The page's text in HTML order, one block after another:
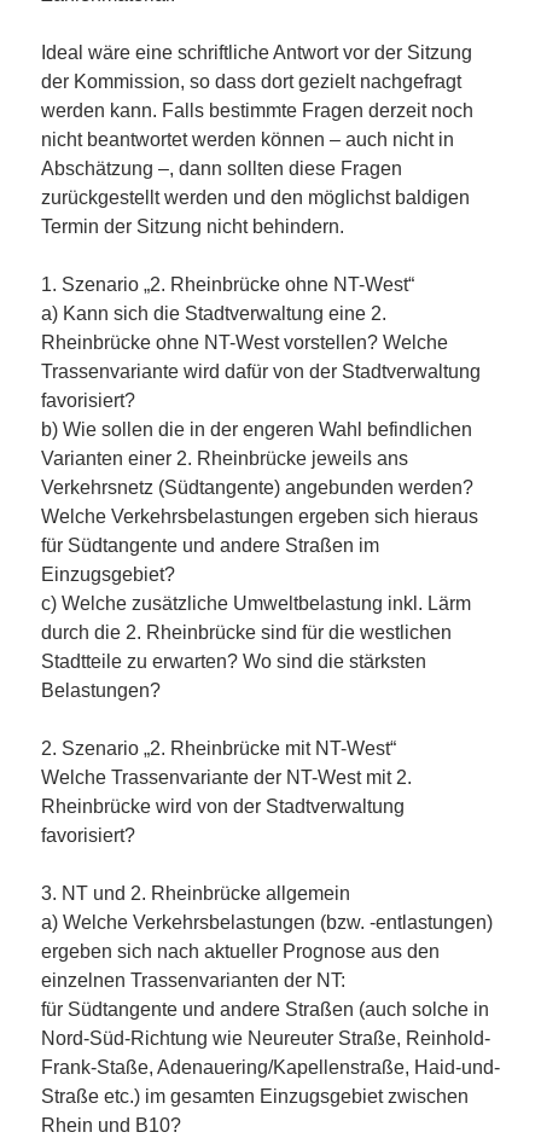
Ideal wäre eine schriftliche Antwort vor der Sitzung
der Kommission, so dass dort gezielt nachgefragt
werden kann. Falls bestimmte Fragen derzeit noch
nicht beantwortet werden können – auch nicht in
Abschätzung –, dann sollten diese Fragen
zurückgestellt werden und den möglichst baldigen
Termin der Sitzung nicht behindern.
1. Szenario „2. Rheinbrücke ohne NT-West“
a) Kann sich die Stadtverwaltung eine 2.
Rheinbrücke ohne NT-West vorstellen? Welche
Trassenvariante wird dafür von der Stadtverwaltung
favorisiert?
b) Wie sollen die in der engeren Wahl befindlichen
Varianten einer 2. Rheinbrücke jeweils ans
Verkehrsnetz (Südtangente) angebunden werden?
Welche Verkehrsbelastungen ergeben sich hieraus
für Südtangente und andere Straßen im
Einzugsgebiet?
c) Welche zusätzliche Umweltbelastung inkl. Lärm
durch die 2. Rheinbrücke sind für die westlichen
Stadtteile zu erwarten? Wo sind die stärksten
Belastungen?
2. Szenario „2. Rheinbrücke mit NT-West“
Welche Trassenvariante der NT-West mit 2.
Rheinbrücke wird von der Stadtverwaltung
favorisiert?
3. NT und 2. Rheinbrücke allgemein
a) Welche Verkehrsbelastungen (bzw. -entlastungen)
ergeben sich nach aktueller Prognose aus den
einzelnen Trassenvarianten der NT:
für Südtangente und andere Straßen (auch solche in
Nord-Süd-Richtung wie Neureuter Straße, Reinhold-
Frank-Staße, Adenauering/Kapellenstraße, Haid-und-
Straße etc.) im gesamten Einzugsgebiet zwischen
Rhein und B10?